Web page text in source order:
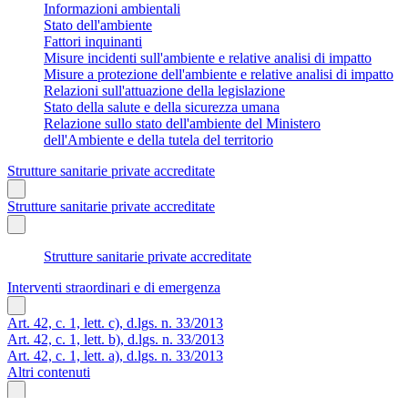
Informazioni ambientali
Stato dell'ambiente
Fattori inquinanti
Misure incidenti sull'ambiente e relative analisi di impatto
Misure a protezione dell'ambiente e relative analisi di impatto
Relazioni sull'attuazione della legislazione
Stato della salute e della sicurezza umana
Relazione sullo stato dell'ambiente del Ministero
dell'Ambiente e della tutela del territorio
Strutture sanitarie private accreditate
Strutture sanitarie private accreditate
Strutture sanitarie private accreditate
Interventi straordinari e di emergenza
Art. 42, c. 1, lett. c), d.lgs. n. 33/2013
Art. 42, c. 1, lett. b), d.lgs. n. 33/2013
Art. 42, c. 1, lett. a), d.lgs. n. 33/2013
Altri contenuti